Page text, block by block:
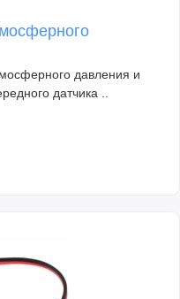
давления и
датчика ..